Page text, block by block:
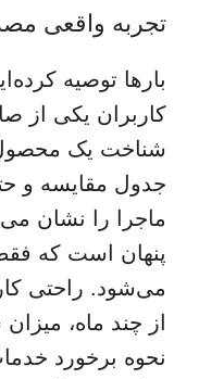
تجربه واقعی
بارها توصیه
کاربران یکی از
شناخت یک
جدول مقایسه و
ماجرا را نشان
پنهان است که
می‌شود. راحتی کار
از چند ماه،
نحوه برخورد